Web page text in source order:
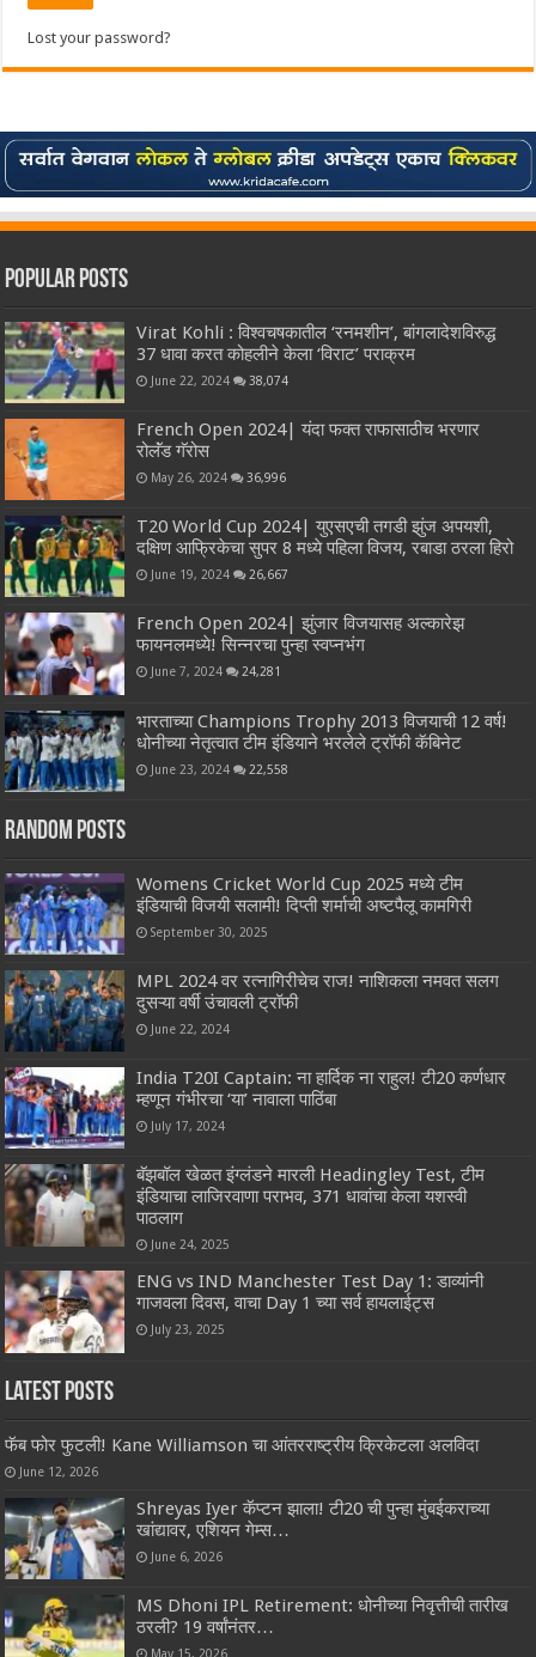
Lost your password?
Popular Posts
Virat Kohli : विश्वचषकातील ‘रनमशीन’, बांगलादेशविरुद्ध
37 धावा करत कोहलीने केला ‘विराट’ पराक्रम
June 22, 2024 38,074
French Open 2024| यंदा फक्त राफासाठीच भरणार
रोलॅंड गॅरोस
May 26, 2024 36,996
T20 World Cup 2024| युएसएची तगडी झुंज अपयशी,
दक्षिण आफ्रिकेचा सुपर 8 मध्ये पहिला विजय, रबाडा ठरला हिरो
June 19, 2024 26,667
French Open 2024| झुंजार विजयासह अल्कारेझ
फायनलमध्ये! सिन्नरचा पुन्हा स्वप्नभंग
June 7, 2024 24,281
भारताच्या Champions Trophy 2013 विजयाची 12 वर्ष!
धोनीच्या नेतृत्वात टीम इंडियाने भरलेले ट्रॉफी कॅबिनेट
June 23, 2024 22,558
Random Posts
Womens Cricket World Cup 2025 मध्ये टीम
इंडियाची विजयी सलामी! दिप्ती शर्माची अष्टपैलू कामगिरी
September 30, 2025
MPL 2024 वर रत्नागिरीचेच राज! नाशिकला नमवत सलग
दुसऱ्या वर्षी उंचावली ट्रॉफी
June 22, 2024
India T20I Captain: ना हार्दिक ना राहुल! टी20 कर्णधार
म्हणून गंभीरचा ‘या’ नावाला पाठिंबा
July 17, 2024
बॅझबॉल खेळत इंग्लंडने मारली Headingley Test, टीम
इंडियाचा लाजिरवाणा पराभव, 371 धावांचा केला यशस्वी
पाठलाग
June 24, 2025
ENG vs IND Manchester Test Day 1: डाव्यांनी
गाजवला दिवस, वाचा Day 1 च्या सर्व हायलाईट्स
July 23, 2025
Latest Posts
फॅब फोर फुटली! Kane Williamson चा आंतरराष्ट्रीय क्रिकेटला अलविदा
June 12, 2026
Shreyas Iyer कॅप्टन झाला! टी20 ची पुन्हा मुंबईकराच्या
खांद्यावर, एशियन गेम्स…
June 6, 2026
MS Dhoni IPL Retirement: धोनीच्या निवृत्तीची तारीख
ठरली? 19 वर्षांनंतर…
May 15, 2026